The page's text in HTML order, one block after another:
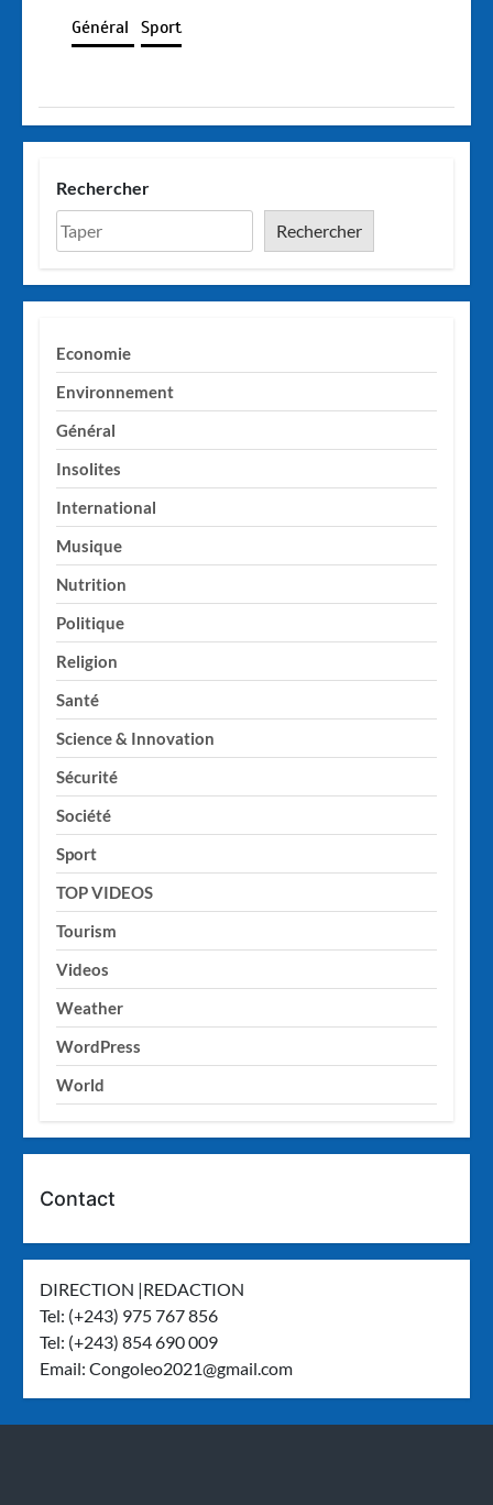
Général Sport
Rechercher
Rechercher
Economie
Environnement
Général
Insolites
International
Musique
Nutrition
Politique
Religion
Santé
Science & Innovation
Sécurité
Société
Sport
TOP VIDEOS
Tourism
Videos
Weather
WordPress
World
Contact
DIRECTION |REDACTION
Tel: (+243) 975 767 856
Tel: (+243) 854 690 009
Email:Congoleo2021@gmail.com